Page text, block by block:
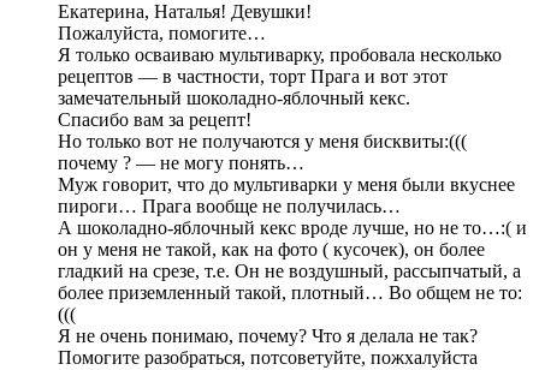
Екатерина, Наталья! Девушки!
Пожалуйста, помогите…
Я только осваиваю мультиварку, пробовала несколько
рецептов — в частности, торт Прага и вот этот
замечательный шоколадно-яблочный кекс.
Спасибо вам за рецепт!
Но только вот не получаются у меня бисквиты:(((
почему ? — не могу понять…
Муж говорит, что до мультиварки у меня были вкуснее
пироги… Прага вообще не получилась…
А шоколадно-яблочный кекс вроде лучше, но не то…:( и
он у меня не такой, как на фото ( кусочек), он более
гладкий на срезе, т.е. Он не воздушный, рассыпчатый, а
более приземленный такой, плотный… Во общем не то:
(((
Я не очень понимаю, почему? Что я делала не так?
Помогите разобраться, потсоветуйте, пожхалуйста